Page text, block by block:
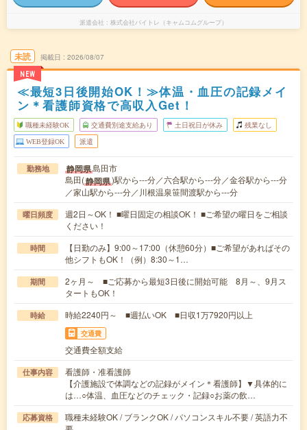
派遣会社 株式会社バイトレ（キャムコムグループ）
未読
NEW
掲載日 2026/08/07
≪最短3日後開始OK！≫体温・血圧の記録メイ
ン＊看護師資格で高収入Get！
職種未経験OK 交通費別途支給あり 土日祝日が休み 残業なし
WEB登録OK 派遣
勤務地 静岡県島田市
島田(静岡県)駅から---分／六合駅から---分／金谷駅から---分
／家山駅から---分／川根温泉笹間渡駅から---分
曜日頻度
週2日～OK！ ■曜日固定の相談OK！ ■ご希望の曜日をご相談
ください！
時間
【日勤のみ】9:00～17:00（休憩60分）■ご希望があればその
他シフトもOK！（例）8:30～1…
期間
2ヶ月～ ■ご応募から最短3日後に開始可能 8月～、9月ス
タートもOK！
時給 時給2240円～ ■週払いOK ■日収1万7920円以上
交通費
交通費全額支給
仕事内容
看護師・准看護師
【介護施設で体調などの記録がメイン＊看護師】▼具体的に
は…○体温、血圧などのチェック・記録○お薬の飲…
応募資格
職種未経験OK / ブランクOK / パソコンスキル不要 / 英語力不